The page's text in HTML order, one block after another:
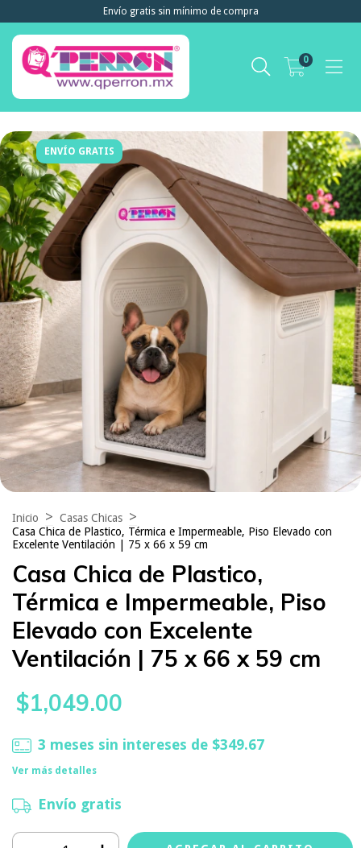
Envío gratis sin mínimo de compra
0
ENVÍO GRATIS
Inicio > Casas Chicas >
Casa Chica de Plastico, Térmica e Impermeable, Piso Elevado con
Excelente Ventilación | 75 x 66 x 59 cm
Casa Chica de Plastico,
Térmica e Impermeable, Piso
Elevado con Excelente
Ventilación | 75 x 66 x 59 cm
$1,049.00
3 meses sin intereses de $349.67
Ver más detalles
Envío gratis